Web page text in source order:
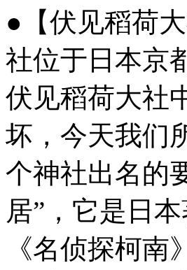
●【伏见稻荷
社位于日本京
伏见稻荷大社
坏，今天我们
个神社出名的
居”，它是日
《名侦探柯